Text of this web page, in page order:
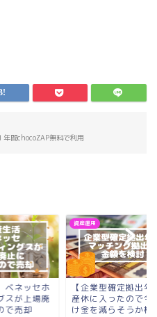
年間chocoZAP無料で利用
ベネッセホ
スが上場廃
で売却
資産運用
【企業型確定拠出年
産休に入ったので今
け金を減らそうか検